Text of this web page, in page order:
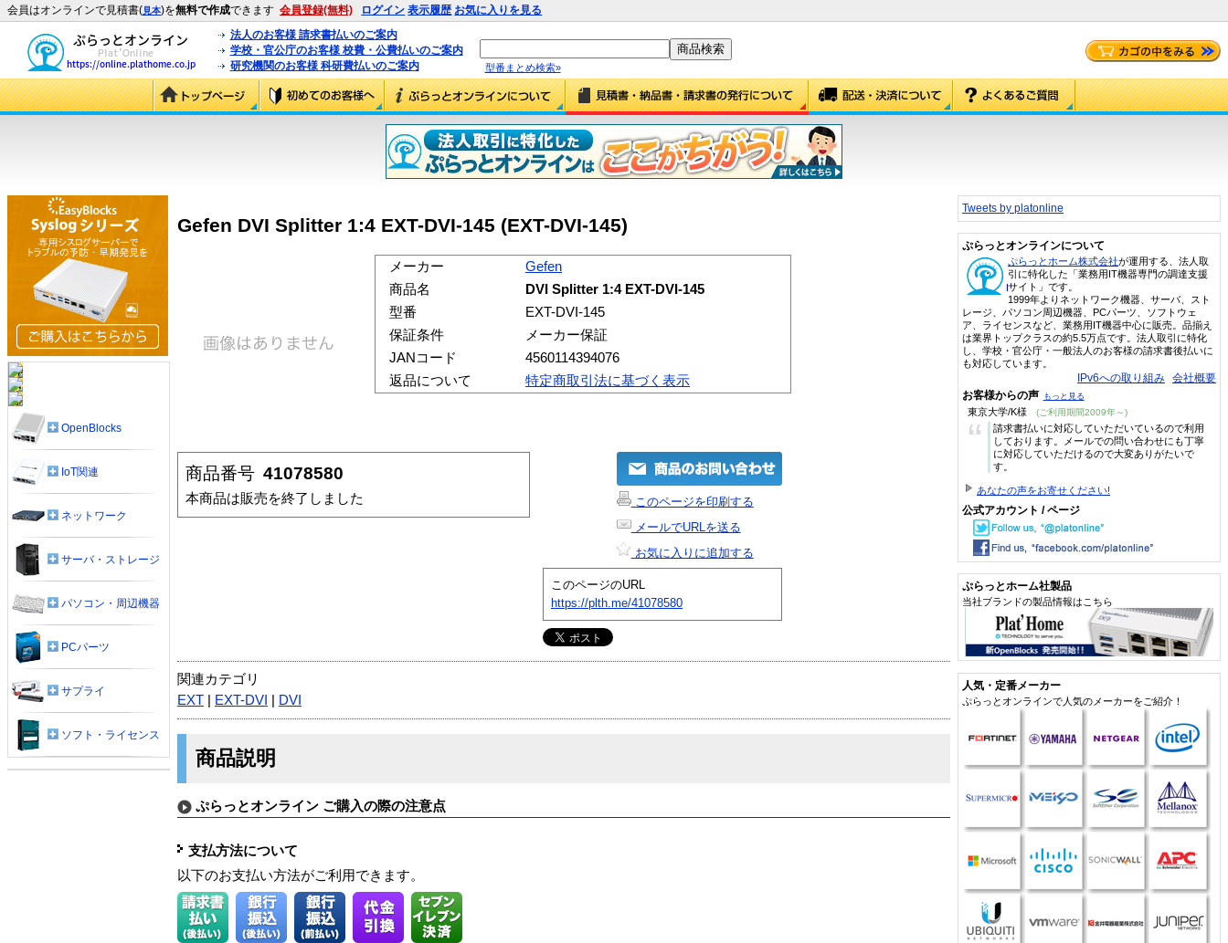
会員はオンラインで見積書(見本)を無料で作成できます 会員登録(無料) ログイン 表示履歴 お気に入りを見る
法人のお客様 請求書払いのご案内
学校・官公庁のお客様 校費・公費払いのご案内
研究機関のお客様 科研費払いのご案内
型番まとめ検索»
Gefen DVI Splitter 1:4 EXT-DVI-145 (EXT-DVI-145)
メーカー
Gefen
商品名
DVI Splitter 1:4 EXT-DVI-145
型番
EXT-DVI-145
保証条件
メーカー保証
JANコード
4560114394076
返品について
特定商取引法に基づく表示
商品番号 41078580
本商品は販売を終了しました
このページを印刷する
メールでURLを送る
お気に入りに追加する
このページのURL
https://plth.me/41078580
関連カテゴリ
EXT
EXT-DVI DVI
商品説明
ぷらっとオンライン ご購入の際の注意点
支払方法について
以下のお支払い方法がご利用できます。
OpenBlocks
IoT関連
ネットワーク
サーバ・ストレージ
パソコン・周辺機器
PCパーツ
サプライ
ソフト・ライセンス
Tweets by platonline
ぷらっとオンラインについて
ぷらっとホーム株式会社が運用する、法人取
引に特化した「業務用IT機器専門の調達支援
サイト」です。
1999年よりネットワーク機器、サーバ、スト
レージ、パソコン周辺機器、PCパーツ、ソフトウェ
ア、ライセンスなど、業務用IT機器中心に販売。品揃え
は業界トップクラスの約5.5万点です。法人取引に特化
し、学校・官公庁・一般法人のお客様の請求書後払いに
も対応しています。
IPv6への取り組み 会社概要
お客様からの声 もっと見る
東京大学/K様 (ご利用期間2009年～)
“
請求書払いに対応していただいているので利用
しております。メールでの問い合わせにも丁寧
に対応していただけるので大変ありがたいで
す。
あなたの声をお寄せください!
公式アカウント / ページ
ぷらっとホーム社製品
当社ブランドの製品情報はこちら
人気・定番メーカー
ぷらっとオンラインで人気のメーカーをご紹介！